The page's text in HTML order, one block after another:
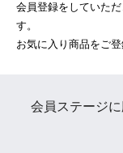
会員登録をしていた
す。
お気に入り商品をご
会員ステージ